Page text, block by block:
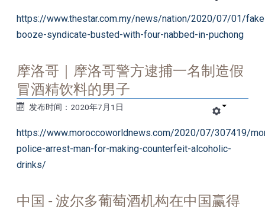
https://www.thestar.com.my/news/nation/2020/07/01/
booze-syndicate-busted-with-four-nabbed-in-puchong
摩洛哥｜摩洛哥警方逮捕一名制造假
冒酒精饮料的男子
发布时间：2020年7月1日
https://www.moroccoworldnews.com/2020/07/307419/
police-arrest-man-for-making-counterfeit-alcoholic-
drinks/
中国 - 波尔多葡萄酒机构在中国赢得